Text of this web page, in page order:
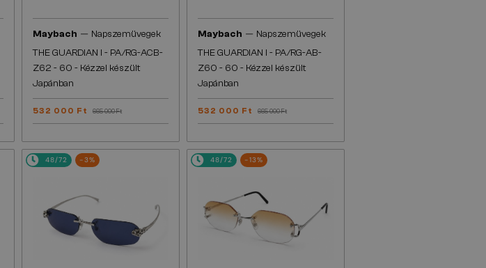
Maybach — Napszemüvegek
THE GUARDIAN I - PA/RG-ACB-
Z62 - 60 - Kézzel készült
Japánban
532 000 Ft 665 000 Ft
Maybach — Napszemüvegek
THE GUARDIAN I - PA/RG-AB-
Z60 - 60 - Kézzel készült
Japánban
532 000 Ft 665 000 Ft
48/72 -3% 48/72 -13%